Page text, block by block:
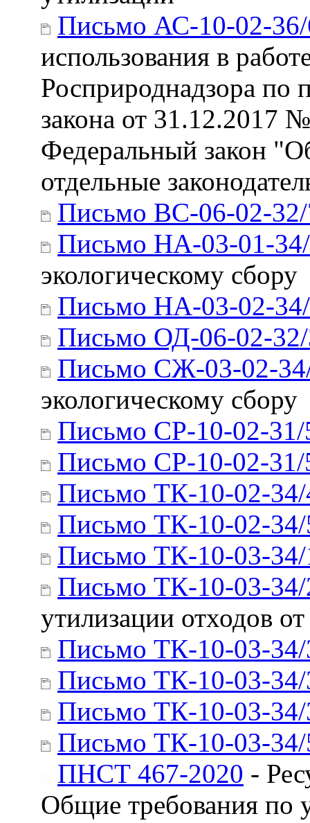
Письмо АС-10-02-
использования в
Росприроднадзора по
закона от 31.12.2017
Федеральный закон
отдельные
Письмо ВС-06-02-
Письмо НА-03-01-
экологическому сбору
Письмо НА-03-02-
Письмо ОД-06-02-
Письмо СЖ-03-02-
экологическому сбору
Письмо СР-10-02-31/
Письмо СР-10-02-31/
Письмо ТК-10-02-34/
Письмо ТК-10-02-34/
Письмо ТК-10-03-34/
Письмо ТК-10-03-34/
утилизации отходов
Письмо ТК-10-03-34/
Письмо ТК-10-03-34/
Письмо ТК-10-03-34/
Письмо ТК-10-03-34/
ПНСТ 467-2020 -
Общие требования по